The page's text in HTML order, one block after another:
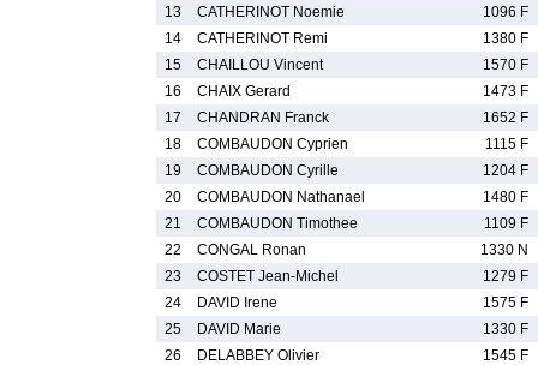
13
CATHERINOT Noemie
1096 F
14
CATHERINOT Remi
1380 F
15
CHAILLOU Vincent
1570 F
16
CHAIX Gerard
1473 F
17
CHANDRAN Franck
1652 F
18
COMBAUDON Cyprien
1115 F
19
COMBAUDON Cyrille
1204 F
20
COMBAUDON Nathanael
1480 F
21
COMBAUDON Timothee
1109 F
22
CONGAL Ronan
1330 N
23
COSTET Jean-Michel
1279 F
24
DAVID Irene
1575 F
25
DAVID Marie
1330 F
26
DELABBEY Olivier
1545 F